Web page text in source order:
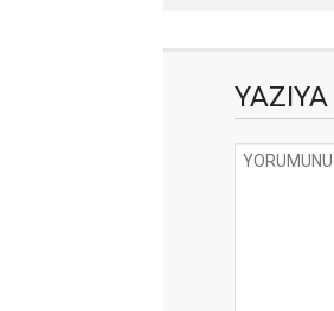
YAZIYA